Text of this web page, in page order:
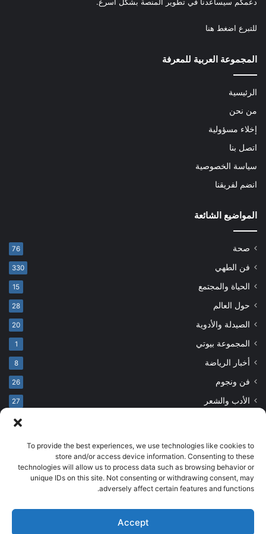
To provide the best experiences, we use technologies like cookies to
store and/or access device information. Consenting to these
technologies will allow us to process data such as browsing behavior or
unique IDs on this site. Not consenting or withdrawing consent, may
adversely affect certain features and functions.
Accept
للتبرع اضغط هنا
المجموعة العربية للمعرفة
الرئيسية
من نحن
إخلاء مسؤولية
اتصل بنا
سياسة الخصوصية
انضم لفريقنا
المواضيع الشائعة
صحة 76
فن الطهي 330
الحياة والمجتمع 15
حول العالم 28
الصيدلة والأدوية 20
المجموعة بيوتي 1
أخبار الرياضة 8
فن ونجوم 26
الأدب والشعر 27
© حقوق النشر 2026، جميع الحقوق محفوظة
developed by salehsounbol.com
الرئيسية
من نحن إخلاء مسؤولية اتصل بنا
انضم لفريقنا